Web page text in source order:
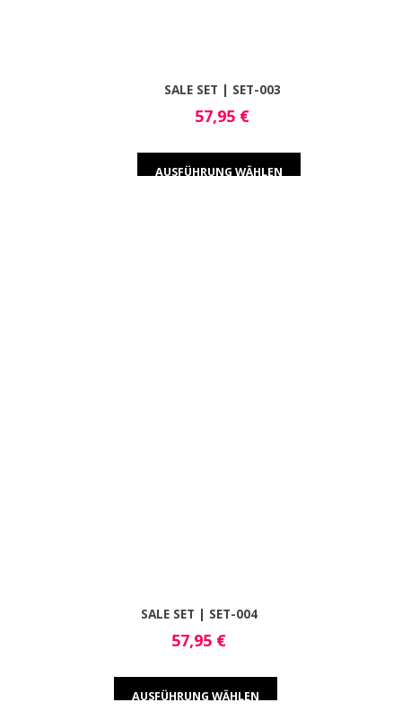
SALE SET | SET-003
57,95 €
AUSFÜHRUNG WÄHLEN
SALE SET | SET-004
57,95 €
AUSFÜHRUNG WÄHLEN